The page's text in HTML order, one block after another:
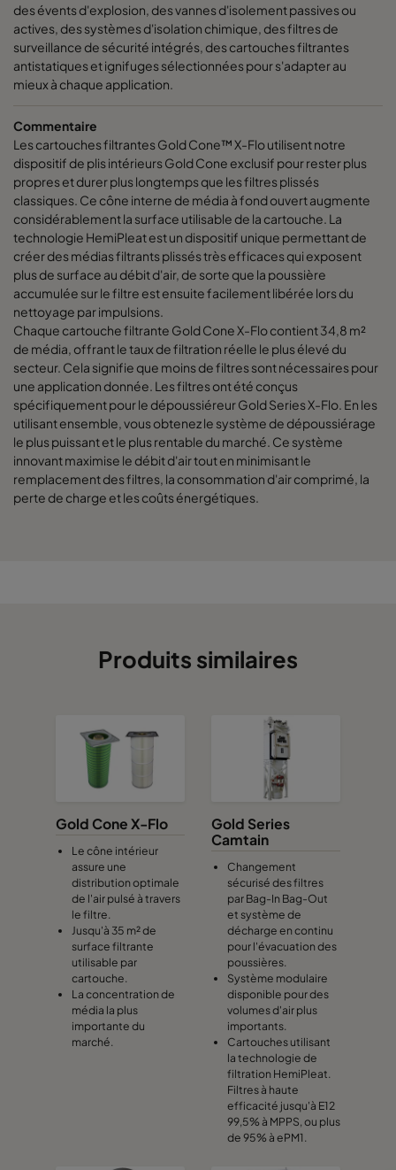
des évents d'explosion, des vannes d'isolement passives ou
actives, des systèmes d'isolation chimique, des filtres de
surveillance de sécurité intégrés, des cartouches filtrantes
antistatiques et ignifuges sélectionnées pour s'adapter au
mieux à chaque application.
Commentaire
Les cartouches filtrantes Gold Cone™ X-Flo utilisent notre
dispositif de plis intérieurs Gold Cone exclusif pour rester plus
propres et durer plus longtemps que les filtres plissés
classiques. Ce cône interne de média à fond ouvert augmente
considérablement la surface utilisable de la cartouche. La
technologie HemiPleat est un dispositif unique permettant de
créer des médias filtrants plissés très efficaces qui exposent
plus de surface au débit d'air, de sorte que la poussière
accumulée sur le filtre est ensuite facilement libérée lors du
nettoyage par impulsions.
Chaque cartouche filtrante Gold Cone X-Flo contient 34,8 m²
de média, offrant le taux de filtration réelle le plus élevé du
secteur. Cela signifie que moins de filtres sont nécessaires pour
une application donnée. Les filtres ont été conçus
spécifiquement pour le dépoussiéreur Gold Series X-Flo. En les
utilisant ensemble, vous obtenez le système de dépoussiérage
le plus puissant et le plus rentable du marché. Ce système
innovant maximise le débit d'air tout en minimisant le
remplacement des filtres, la consommation d'air comprimé, la
perte de charge et les coûts énergétiques.
Produits similaires
Gold Cone X-Flo
Le cône intérieur
assure une
distribution optimale
de l'air pulsé à travers
le filtre.
Jusqu'à 35 m² de
surface filtrante
utilisable par
cartouche.
La concentration de
média la plus
importante du
marché.
Gold Series
Camtain
Changement
sécurisé des filtres
par Bag-In Bag-Out
et système de
décharge en continu
pour l'évacuation des
poussières.
Système modulaire
disponible pour des
volumes d'air plus
importants.
Cartouches utilisant
la technologie de
filtration HemiPleat.
Filtres à haute
efficacité jusqu'à E12
99,5% à MPPS, ou plus
de 95% à ePM1.